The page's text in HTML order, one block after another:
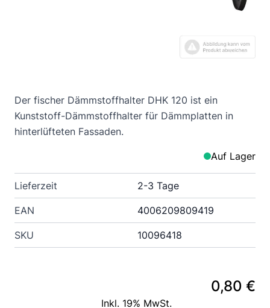
Der fischer Dämmstoffhalter DHK 120 ist ein
Kunststoff-Dämmstoffhalter für Dämmplatten in
hinterlüfteten Fassaden.
Auf Lager
Lieferzeit 2-3 Tage
EAN 4006209809419
SKU 10096418
0,80 €
Inkl. 19% MwSt.